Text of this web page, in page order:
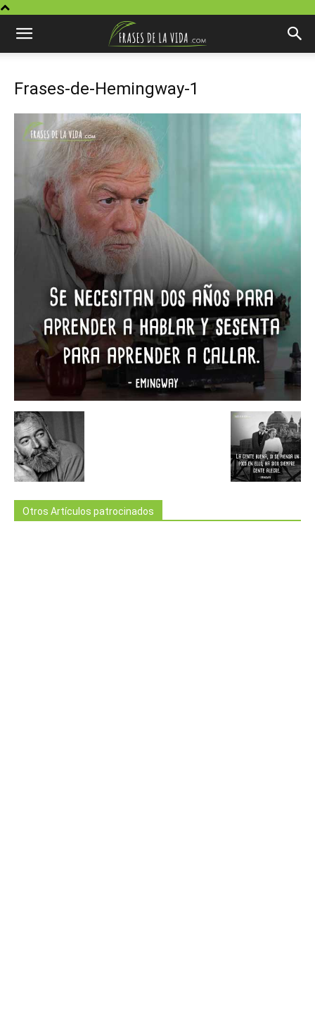
Frases-de-Hemingway-1
Otros Artículos patrocinados